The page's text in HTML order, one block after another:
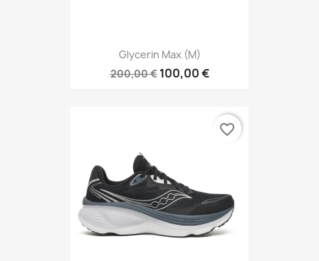
Glycerin Max (M)
200,00 € 100,00 €
favorite_border